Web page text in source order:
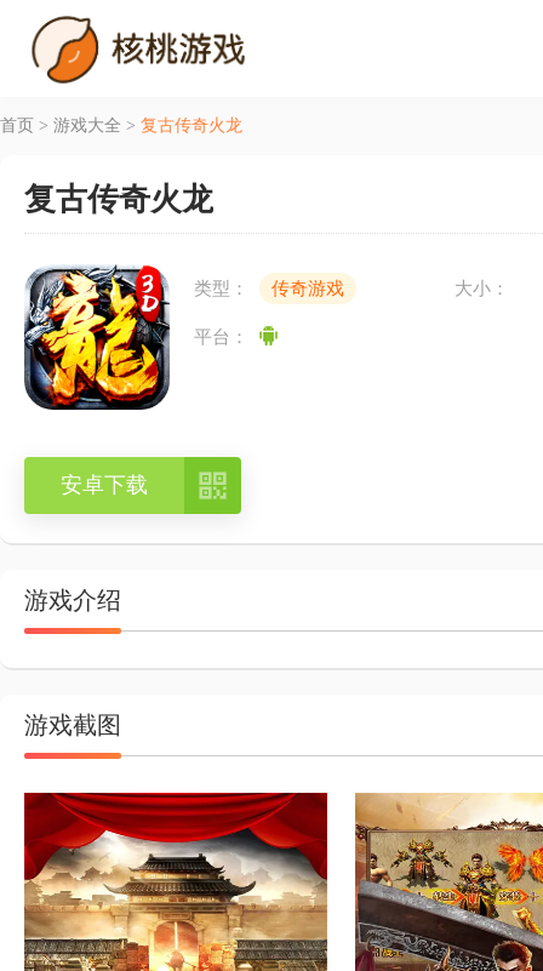
首页 > 游戏大全 > 复古传奇火龙
复古传奇火龙
类型： 传奇游戏 大小：
平台：
安卓下载 
游戏介绍
游戏截图